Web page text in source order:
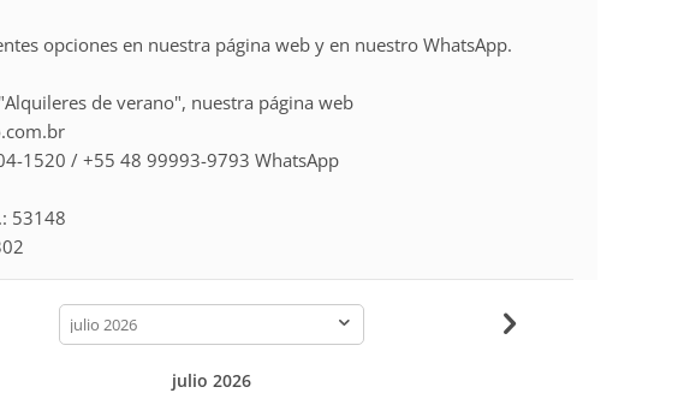
opciones en nuestra página web y en nuestro WhatsApp.
de verano", nuestra página web
1520 / +55 48 99993-9793 WhatsApp
53148
calendar-
month
julio 2026